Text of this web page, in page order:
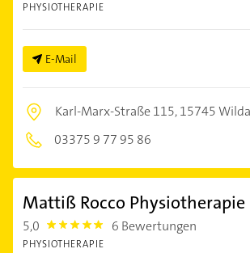
PHYSIOTHERAPIE
E-Mail
Karl-Marx-Straße 115,15745
03375 9 77 95 86
Mattiß Rocco Physiotherapie
5,0 5.0 6 Bewertungen
PHYSIOTHERAPIE